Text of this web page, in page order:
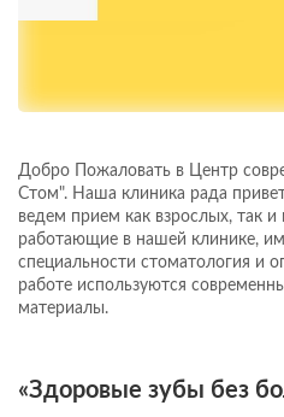
Добро Пожаловать в Центр
Стом". Наша клиника рада
ведем прием как взрослых, так
работающие в нашей клинике,
специальности стоматология и
работе используются
материалы.
«Здоровые зубы без